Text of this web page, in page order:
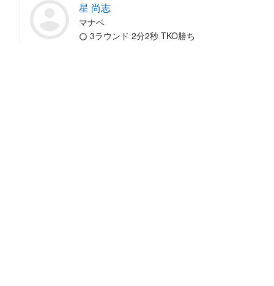
星 尚志
マナベ
3ラウンド 2分2秒 TKO勝ち